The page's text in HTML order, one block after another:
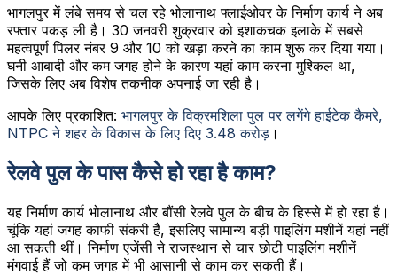
भागलपुर में लंबे समय से चल रहे भोलानाथ फ्लाईओवर के निर्माण कार्य ने अब
रफ्तार पकड़ ली है। 30 जनवरी शुक्रवार को इशाकचक इलाके में सबसे
महत्वपूर्ण पिलर नंबर 9 और 10 को खड़ा करने का काम शुरू कर दिया गया।
घनी आबादी और कम जगह होने के कारण यहां काम करना मुश्किल था,
जिसके लिए अब विशेष तकनीक अपनाई जा रही है।
आपके लिए प्रकाशित: भागलपुर के विक्रमशिला पुल पर लगेंगे हाईटेक कैमरे,
NTPC ने शहर के विकास के लिए दिए 3.48 करोड़ ।
रेलवे पुल के पास कैसे हो रहा है काम?
यह निर्माण कार्य भोलानाथ और बौंसी रेलवे पुल के बीच के हिस्से में हो रहा है।
चूंकि यहां जगह काफी संकरी है, इसलिए सामान्य बड़ी पाइलिंग मशीनें यहां नहीं
आ सकती थीं। निर्माण एजेंसी ने राजस्थान से चार छोटी पाइलिंग मशीनें
मंगवाई हैं जो कम जगह में भी आसानी से काम कर सकती हैं।